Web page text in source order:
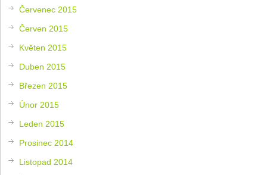
Červenec 2015
Červen 2015
Květen 2015
Duben 2015
Březen 2015
Únor 2015
Leden 2015
Prosinec 2014
Listopad 2014